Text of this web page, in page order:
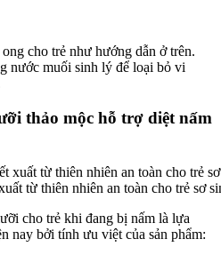
cho trẻ như hướng dẫn ở trên.
nước muối sinh lý để loại bỏ vi
thảo mộc hỗ trợ diệt nấm
từ thiên nhiên an toàn cho trẻ sơ
cho trẻ khi đang bị nấm là lựa
nay bởi tính ưu việt của sản phẩm: